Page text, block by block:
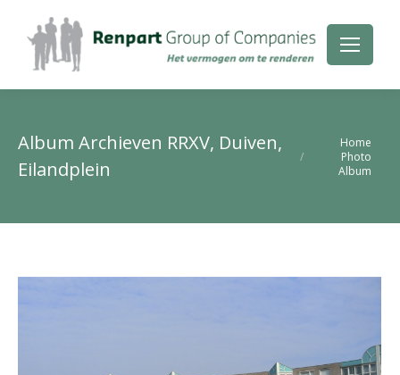
Album Archieven RRXV, Duiven,
Eilandplein
Je bent hier:Home
Photo
Album